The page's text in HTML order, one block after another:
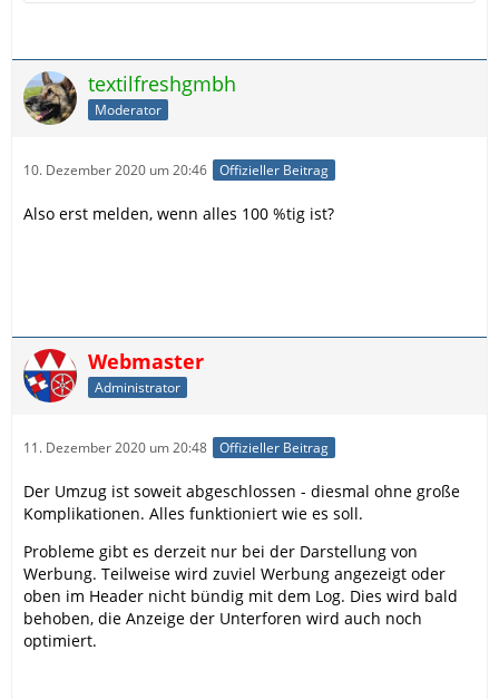
textilfreshgmbh
Moderator
10. Dezember 2020 um 20:46 Offizieller Beitrag
Also erst melden, wenn alles 100 %tig ist?
Webmaster
Administrator
11. Dezember 2020 um 20:48 Offizieller Beitrag
Der Umzug ist soweit abgeschlossen - diesmal ohne große
Komplikationen. Alles funktioniert wie es soll.
Probleme gibt es derzeit nur bei der Darstellung von
Werbung. Teilweise wird zuviel Werbung angezeigt oder
oben im Header nicht bündig mit dem Log. Dies wird bald
behoben, die Anzeige der Unterforen wird auch noch
optimiert.